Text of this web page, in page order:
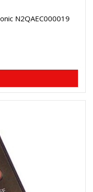
N2QAEC000019